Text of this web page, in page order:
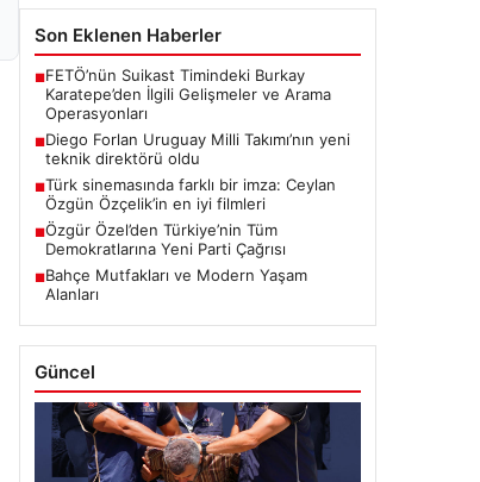
Son Eklenen Haberler
■FETÖ’nün Suikast Timindeki Burkay
Karatepe’den İlgili Gelişmeler ve Arama
Operasyonları
■Diego Forlan Uruguay Milli Takımı’nın yeni
teknik direktörü oldu
■Türk sinemasında farklı bir imza: Ceylan
Özgün Özçelik’in en iyi filmleri
■Özgür Özel’den Türkiye’nin Tüm
Demokratlarına Yeni Parti Çağrısı
■Bahçe Mutfakları ve Modern Yaşam
Alanları
Güncel